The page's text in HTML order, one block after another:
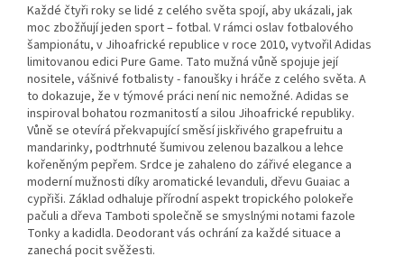
Každé čtyři roky se lidé z celého světa spojí, aby ukázali, jak
moc zbožňují jeden sport – fotbal. V rámci oslav fotbalového
šampionátu, v Jihoafrické republice v roce 2010, vytvořil Adidas
limitovanou edici Pure Game. Tato mužná vůně spojuje její
nositele, vášnivé fotbalisty - fanoušky i hráče z celého světa. A
to dokazuje, že v týmové práci není nic nemožné. Adidas se
inspiroval bohatou rozmanitostí a silou Jihoafrické republiky.
Vůně se otevírá překvapující směsí jiskřivého grapefruitu a
mandarinky, podtrhnuté šumivou zelenou bazalkou a lehce
kořeněným pepřem. Srdce je zahaleno do zářivé elegance a
moderní mužnosti díky aromatické levanduli, dřevu Guaiac a
cypřiši. Základ odhaluje přírodní aspekt tropického polokeře
pačuli a dřeva Tamboti společně se smyslnými notami fazole
Tonky a kadidla. Deodorant vás ochrání za každé situace a
zanechá pocit svěžesti.